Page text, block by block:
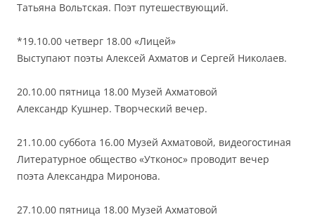
Татьяна Вольтская. Поэт путешествующий.
*19.10.00 четверг 18.00 «Лицей»
Выступают поэты Алексей Ахматов и Сергей Николаев.
20.10.00 пятница 18.00 Музей Ахматовой
Александр Кушнер. Творческий вечер.
21.10.00 суббота 16.00 Музей Ахматовой, видеогостиная
Литературное общество «Утконос» проводит вечер
поэта Александра Миронова.
27.10.00 пятница 18.00 Музей Ахматовой